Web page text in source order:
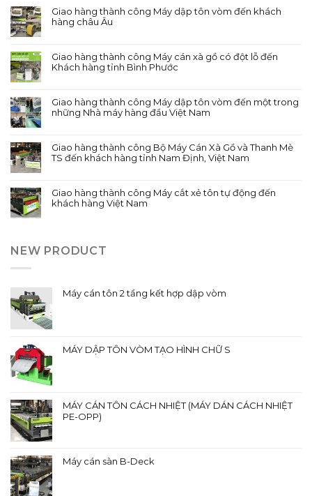
Giao hàng thành công Máy dập tôn vòm đến khách
hàng châu Âu
Giao hàng thành công Máy cán xà gồ có đột lỗ đến
Khách hàng tỉnh Bình Phước
Giao hàng thành công Máy dập tôn vòm đến một trong
những Nhà máy hàng đầu Việt Nam
Giao hàng thành công Bộ Máy Cán Xà Gồ và Thanh Mè
TS đến khách hàng tỉnh Nam Định, Việt Nam
Giao hàng thành công Máy cắt xẻ tôn tự động đến
khách hàng Việt Nam
NEW PRODUCT
Máy cán tôn 2 tầng kết hợp dập vòm
MÁY DẬP TÔN VÒM TẠO HÌNH CHỮ S
MÁY CÁN TÔN CÁCH NHIỆT (MÁY DÁN CÁCH NHIỆT
PE-OPP)
Máy cán sàn B-Deck